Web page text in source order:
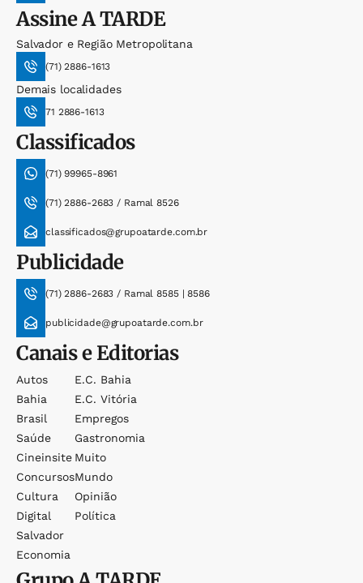
AssineA TARDE
Salvador e Região Metropolitana
(71) 2886-1613
Demais localidades
71 2886-1613
Classificados
(71) 99965-8961
(71) 2886-2683 / Ramal 8526
classificados@grupoatarde.com.br
Publicidade
(71) 2886-2683 / Ramal 8585 | 8586
publicidade@grupoatarde.com.br
Canais e Editorias
Autos
Bahia
Brasil
Saúde
Cineinsite
Concursos
Cultura
Digital
Salvador
Economia
E.c. Bahia
E.c. Vitória
Empregos
Gastronomia
Muito
Mundo
Opinião
Política